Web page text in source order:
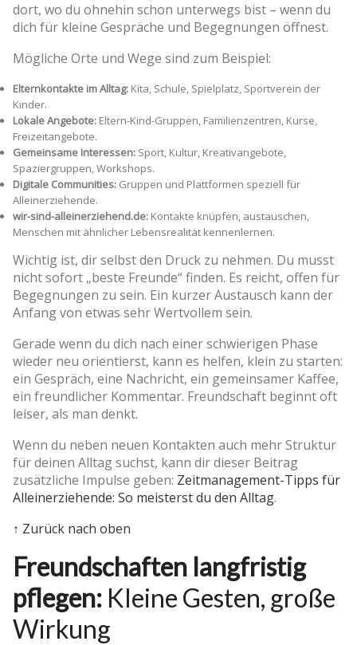
dort, wo du ohnehin schon unterwegs bist – wenn du
dich für kleine Gespräche und Begegnungen öffnest.
Mögliche Orte und Wege sind zum Beispiel:
Elternkontakte im Alltag: Kita, Schule, Spielplatz, Sportverein der
Kinder.
Lokale Angebote: Eltern-Kind-Gruppen, Familienzentren, Kurse,
Freizeitangebote.
Gemeinsame Interessen: Sport, Kultur, Kreativangebote,
Spaziergruppen, Workshops.
Digitale Communities: Gruppen und Plattformen speziell für
Alleinerziehende.
wir-sind-alleinerziehend.de: Kontakte knüpfen, austauschen,
Menschen mit ähnlicher Lebensrealität kennenlernen.
Wichtig ist, dir selbst den Druck zu nehmen. Du musst
nicht sofort „beste Freunde“ finden. Es reicht, offen für
Begegnungen zu sein. Ein kurzer Austausch kann der
Anfang von etwas sehr Wertvollem sein.
Gerade wenn du dich nach einer schwierigen Phase
wieder neu orientierst, kann es helfen, klein zu starten:
ein Gespräch, eine Nachricht, ein gemeinsamer Kaffee,
ein freundlicher Kommentar. Freundschaft beginnt oft
leiser, als man denkt.
Wenn du neben neuen Kontakten auch mehr Struktur
für deinen Alltag suchst, kann dir dieser Beitrag
zusätzliche Impulse geben: Zeitmanagement-Tipps für
Alleinerziehende: So meisterst du den Alltag.
↑ Zurück nach oben
Freundschaften langfristig
pflegen: Kleine Gesten, große
Wirkung